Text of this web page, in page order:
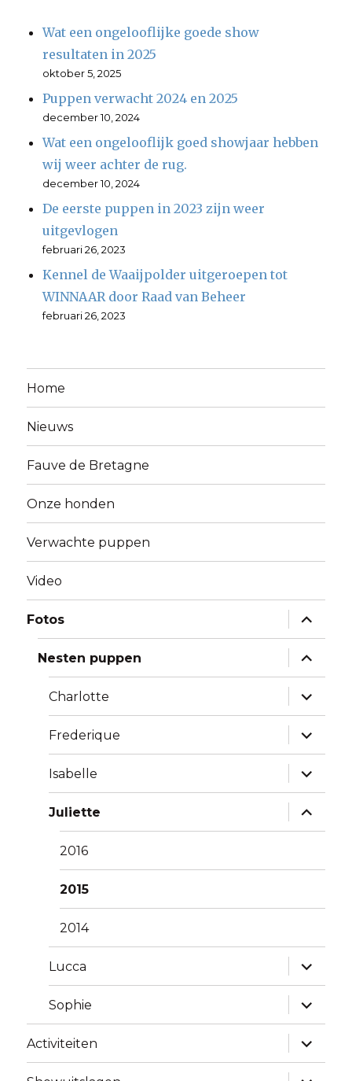
Wat een ongelooflijke goede show
resultaten in 2025
oktober 5, 2025
Puppen verwacht 2024 en 2025
december 10, 2024
Wat een ongelooflijk goed showjaar hebben
wij weer achter de rug.
december 10, 2024
De eerste puppen in 2023 zijn weer
uitgevlogen
februari 26, 2023
Kennel de Waaijpolder uitgeroepen tot
WINNAAR door Raad van Beheer
februari 26, 2023
Home
Nieuws
Fauve de Bretagne
Onze honden
Verwachte puppen
Video
Fotos
Alles
Nesten puppen
Alles
Charlotte
Alles
Frederique
Alles
Isabelle
Alles
Juliette
Alles
2016
2015
2014
Lucca
Alles
Sophie
Alles
Activiteiten
Alles
Alles